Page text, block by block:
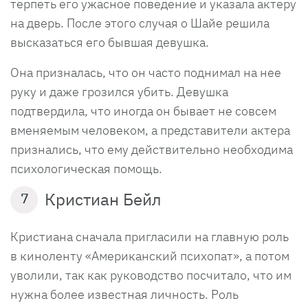
терпеть его ужасное поведение и указала актеру
на дверь. После этого случая о Шайе решила
высказаться его бывшая девушка.
Она призналась, что он часто поднимал на нее
руку и даже грозился убить. Девушка
подтвердила, что иногда он бывает не совсем
вменяемым человеком, а представители актера
признались, что ему действительно необходима
психологическая помощь.
7 Кристиан Бейл
Кристиана сначала пригласили на главную роль
в киноленту «Американский психопат», а потом
уволили, так как руководство посчитало, что им
нужна более известная личность. Роль